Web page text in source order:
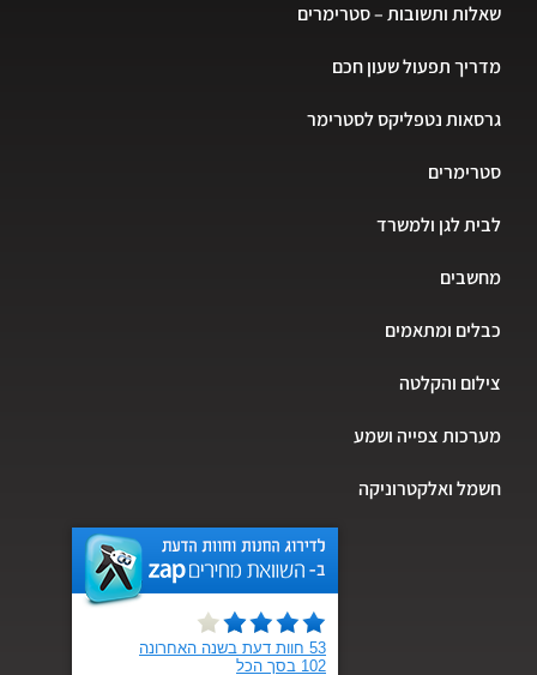
ותשובות – סטרימרים
תפעול שעון חכם
נטפליקס לסטרימר
לגן ולמשרד
ומתאמים
והקלטה
צפייה ושמע
ואלקטרוניקה